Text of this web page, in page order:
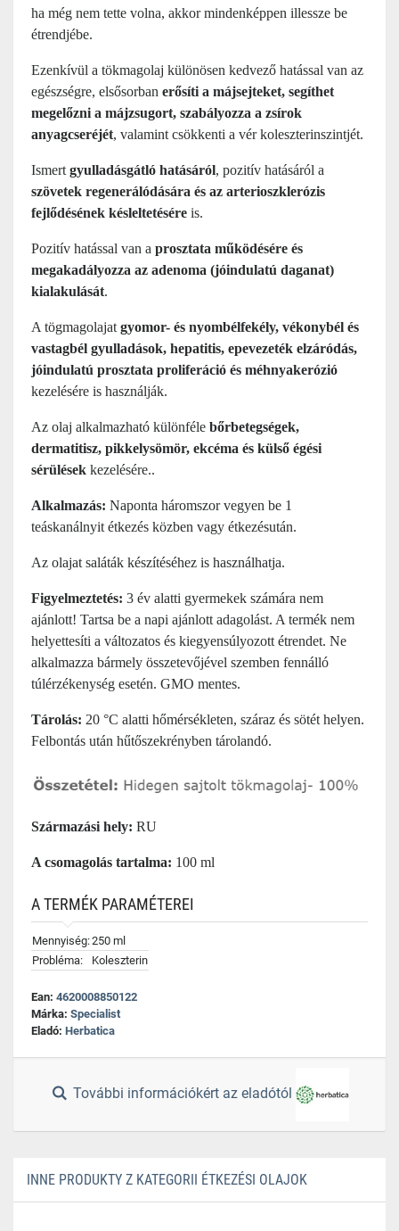
ha még nem tette volna, akkor mindenképpen illessze be
étrendjébe.
Ezenkívül a tökmagolaj különösen kedvező hatással van az
egészségre, elsősorban erősíti a májsejteket, segíthet
megelőzni a májzsugort, szabályozza a zsírok
anyagcseréjét, valamint csökkenti a vér koleszterinszintjét.
Ismert gyulladásgátló hatásáról, pozitív hatásáról a
szövetek regenerálódására és az arterioszklerózis
fejlődésének késleltetésére is.
Pozitív hatással van a prosztata működésére és
megakadályozza az adenoma (jóindulatú daganat)
kialakulását.
A tögmagolajat gyomor- és nyombélfekély, vékonybél és
vastagbél gyulladások, hepatitis, epevezeték elzáródás,
jóindulatú prosztata proliferáció és méhnyakerózió
kezelésére is használják.
Az olaj alkalmazható különféle bőrbetegségek,
dermatitisz, pikkelysömör, ekcéma és külső égési
sérülések kezelésére..
Alkalmazás: Naponta háromszor vegyen be 1
teáskanálnyit étkezés közben vagy étkezésután.
Az olajat saláták készítéséhez is használhatja.
Figyelmeztetés: 3 év alatti gyermekek számára nem
ajánlott! Tartsa be a napi ajánlott adagolást. A termék nem
helyettesíti a változatos és kiegyensúlyozott étrendet. Ne
alkalmazza bármely összetevőjével szemben fennálló
túlérzékenység esetén. GMO mentes.
Tárolás: 20 °C alatti hőmérsékleten, száraz és sötét helyen.
Felbontás után hűtőszekrényben tárolandó.
Származási hely: RU
A csomagolás tartalma: 100 ml
A TERMÉK PARAMÉTEREI
Mennyiség:250 ml
Probléma:
Koleszterin
Ean: 4620008850122
Márka: Specialist
Eladó: Herbatica
További információkért az eladótól
INNE PRODUKTY Z KATEGORII ÉTKEZÉSI OLAJOK